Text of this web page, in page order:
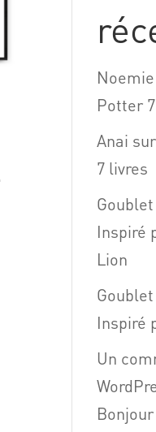
Noemie
Potter
Anai sur
7 livres
Inspiré
Lion
Inspiré
Un